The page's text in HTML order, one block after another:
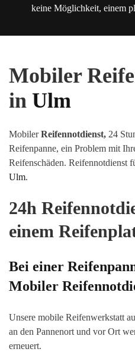
keine Möglichkeit, einem
Mobiler
in Ulm
MobilerReifennotdienst, 24
Reifenpanne, ein Problem mit
Reifenschäden. Reifennotdienst
Ulm.
24h
einem
Bei einer
Mobiler
Unsere mobile Reifenwerkstatt
an den Pannenort und vor Ort
erneuert.